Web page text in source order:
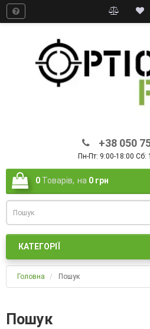
+38 050
Пн-Пт: 9:00-18:00 Сб:
0 Товарів, на 0 грн
КАТЕГОРІЇ
Головна Пошук
Пошук